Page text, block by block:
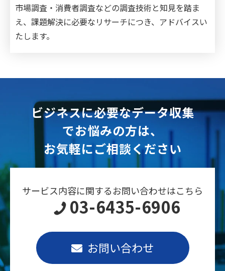
市場調査・消費者調査などの調査技術と知見を踏ま
え、課題解決に必要なリサーチにつき、アドバイスい
たします。
ビジネスに必要なデータ収集
でお悩みの方は、
お気軽にご相談ください
サービス内容に関するお問い合わせはこちら
03-6435-6906
お問い合わせ